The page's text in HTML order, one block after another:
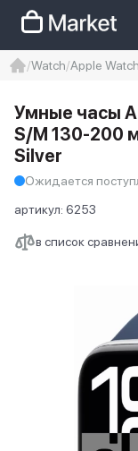
Iphone 14 pro
Watch Apple
в список
Умные часы
S/M 130-200
Silver
Ожидается
артикул: 6253